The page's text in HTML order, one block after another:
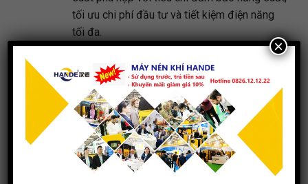
tối ưu chi phí đầu tư và tiết kiệm điện năng
tối đa.
Khảo sát và lên phương án lắp đặt hệ thống
khí nén.
Bảo hành máy móc thiết bị lên tới 12 tháng, 1
đổi 1 trong vòng 30 ngày nếu lỗi đến từ nhà
sản xuất.
×